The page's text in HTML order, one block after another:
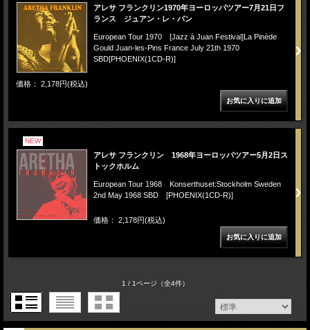
アレサ フランクリン1970年ヨーロッパツアー7月21日フ
ランス ジュアン・レ・パン
European Tour 1970 [Jazz à Juan Festival]La Pinède
Gould Juan-les-Pins France July 21th 1970
SBD[PHOENIX(1CD-R)]
価格： 2,178円(税込)
NEW
アレサ フランクリン 1968年ヨーロッパツアー5月2日ス
トックホルム
European Tour 1968 Konserthuset:Stockholm Sweden
2nd May 1968 SBD [PHOENIX(1CD-R)]
価格： 2,178円(税込)
1 / 1ページ（全4件）